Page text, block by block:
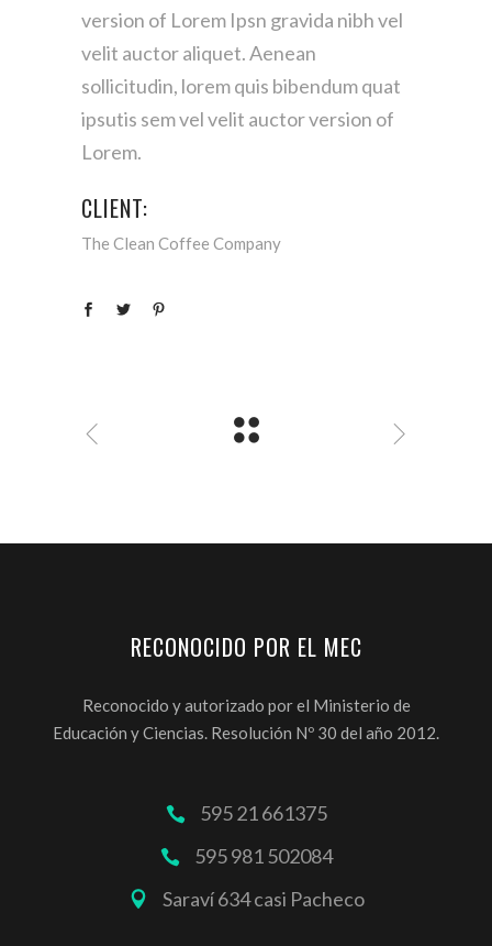
version of Lorem Ipsn gravida nibh vel
velit auctor aliquet. Aenean
sollicitudin, lorem quis bibendum quat
ipsutis sem vel velit auctor version of
Lorem.
CLIENT:
The Clean Coffee Company
RECONOCIDO POR EL MEC
Reconocido y autorizado por el Ministerio de
Educación y Ciencias. Resolución Nº 30 del año 2012.
595 21 661375
595 981 502084
Saraví 634 casi Pacheco